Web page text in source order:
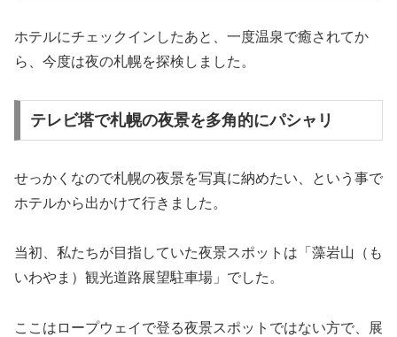
ホテルにチェックインしたあと、一度温泉で癒されてか
ら、今度は夜の札幌を探検しました。
テレビ塔で札幌の夜景を多角的にパシャリ
せっかくなので札幌の夜景を写真に納めたい、という事で
ホテルから出かけて行きました。
当初、私たちが目指していた夜景スポットは「藻岩山（も
いわやま）観光道路展望駐車場」でした。
ここはロープウェイで登る夜景スポットではない方で、展